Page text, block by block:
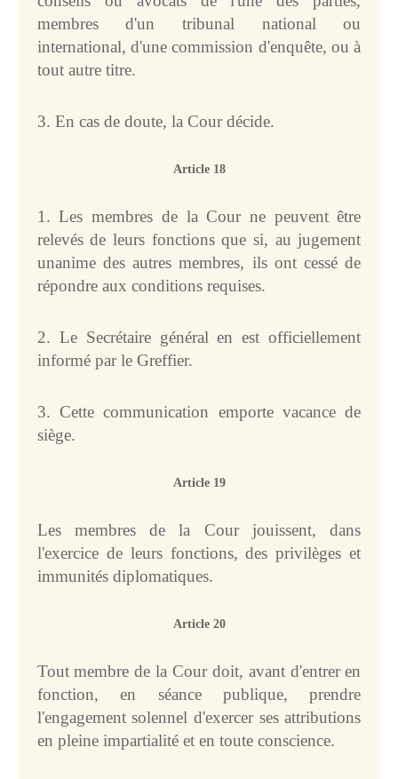
membres d'un tribunal national ou
international, d'une commission d'enquête, ou à
tout autre titre.
3. En cas de doute, la Cour décide.
Article 18
1. Les membres de la Cour ne peuvent être
relevés de leurs fonctions que si, au jugement
unanime des autres membres, ils ont cessé de
répondre aux conditions requises.
2. Le Secrétaire général en est officiellement
informé par le Greffier.
3. Cette communication emporte vacance de
siège.
Article 19
Les membres de la Cour jouissent, dans
l'exercice de leurs fonctions, des privilèges et
immunités diplomatiques.
Article 20
Tout membre de la Cour doit, avant d'entrer en
fonction, en séance publique, prendre
l'engagement solennel d'exercer ses attributions
en pleine impartialité et en toute conscience.